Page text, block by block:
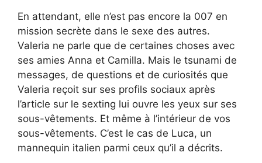
En attendant, elle n’est pas encore la 007 en
mission secrète dans le sexe des autres.
Valeria ne parle que de certaines choses avec
ses amies Anna et Camilla. Mais le tsunami de
messages, de questions et de curiosités que
Valeria reçoit sur ses profils sociaux après
l’article sur le sexting lui ouvre les yeux sur ses
sous-vêtements. Et même à l’intérieur de vos
sous-vêtements. C’est le cas de Luca, un
mannequin italien parmi ceux qu’il a décrits.